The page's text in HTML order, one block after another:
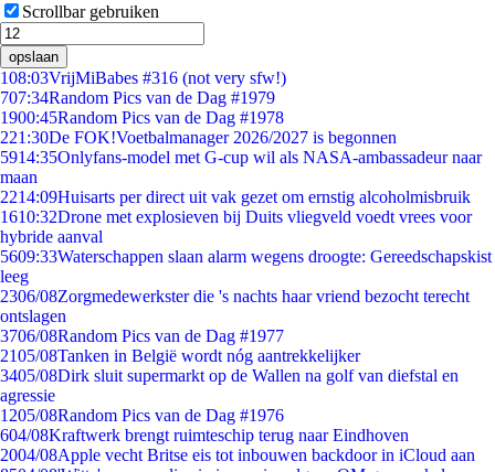
Scrollbar gebruiken
opslaan
108:03VrijMiBabes #316 (not very sfw!)
707:34Random Pics van de Dag #1979
1900:45Random Pics van de Dag #1978
221:30De FOK!Voetbalmanager 2026/2027 is begonnen
5914:35Onlyfans-model met G-cup wil als NASA-ambassadeur naar
maan
2214:09Huisarts per direct uit vak gezet om ernstig alcoholmisbruik
1610:32Drone met explosieven bij Duits vliegveld voedt vrees voor
hybride aanval
5609:33Waterschappen slaan alarm wegens droogte: Gereedschapskist
leeg
2306/08Zorgmedewerkster die 's nachts haar vriend bezocht terecht
ontslagen
3706/08Random Pics van de Dag #1977
2105/08Tanken in België wordt nóg aantrekkelijker
3405/08Dirk sluit supermarkt op de Wallen na golf van diefstal en
agressie
1205/08Random Pics van de Dag #1976
604/08Kraftwerk brengt ruimteschip terug naar Eindhoven
2004/08Apple vecht Britse eis tot inbouwen backdoor in iCloud aan